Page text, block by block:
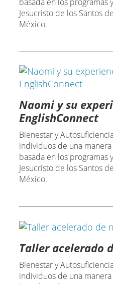
Jesucristo de los Santos
México.
Naomi y su
EnglishConnect
Bienestar y
individuos de una
basada en los programas
Jesucristo de los Santos
México.
Taller acelerado
Bienestar y
individuos de una